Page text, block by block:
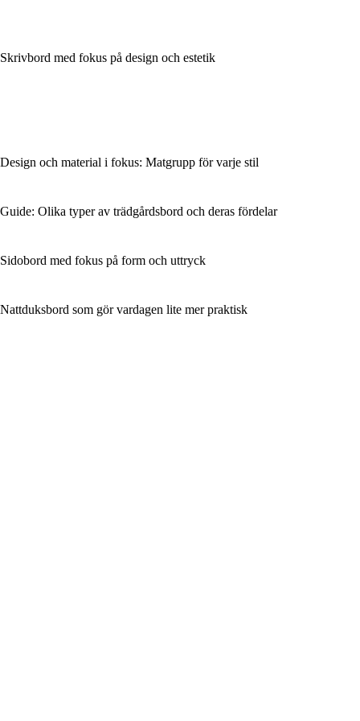
Skrivbord med fokus på design och estetik
Design och material i fokus: Matgrupp för varje stil
Guide: Olika typer av trädgårdsbord och deras fördelar
Sidobord med fokus på form och uttryck
Nattduksbord som gör vardagen lite mer praktisk